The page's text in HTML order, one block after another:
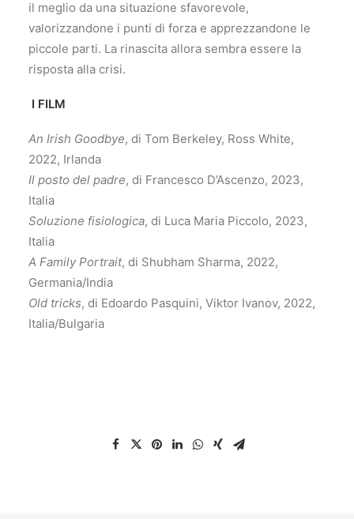
il meglio da una situazione sfavorevole,
valorizzandone i punti di forza e apprezzandone le
piccole parti. La rinascita allora sembra essere la
risposta alla crisi.
I FILM
An Irish Goodbye, di Tom Berkeley, Ross White,
2022, Irlanda
Il posto del padre, di Francesco D’Ascenzo, 2023,
Italia
Soluzione fisiologica, di Luca Maria Piccolo, 2023,
Italia
A Family Portrait, di Shubham Sharma, 2022,
Germania/India
Old tricks, di Edoardo Pasquini, Viktor Ivanov, 2022,
Italia/Bulgaria